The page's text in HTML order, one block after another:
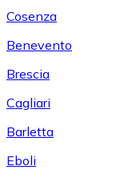
Cosenza
Benevento
Brescia
Cagliari
Barletta
Eboli